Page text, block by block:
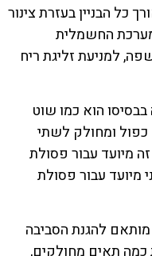
הבניין בעזרת צינור
החשמלית
למניעת זליגת ריח
הוא כמו שוט
ומחולק לשתי
עבור פסולת
עבור פסולת
להגנת הסביבה